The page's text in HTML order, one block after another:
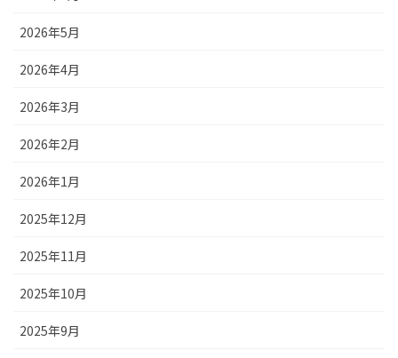
2026年5月
2026年4月
2026年3月
2026年2月
2026年1月
2025年12月
2025年11月
2025年10月
2025年9月